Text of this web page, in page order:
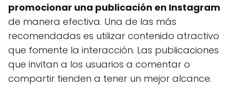
promocionar una publicación en Instagram
de manera efectiva. Una de las más
recomendadas es utilizar contenido atractivo
que fomente la interacción. Las publicaciones
que invitan a los usuarios a comentar o
compartir tienden a tener un mejor alcance.